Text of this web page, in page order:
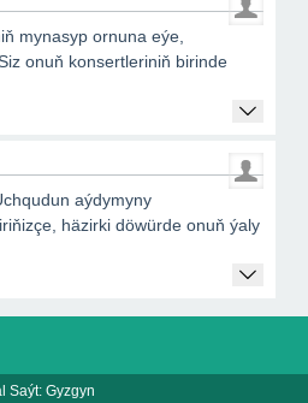
mynasyp ornuna eýe,
onuň konsertleriniň birinde
aýdymyny
häzirki döwürde onuň ýaly
Saýt: Gyzgyn